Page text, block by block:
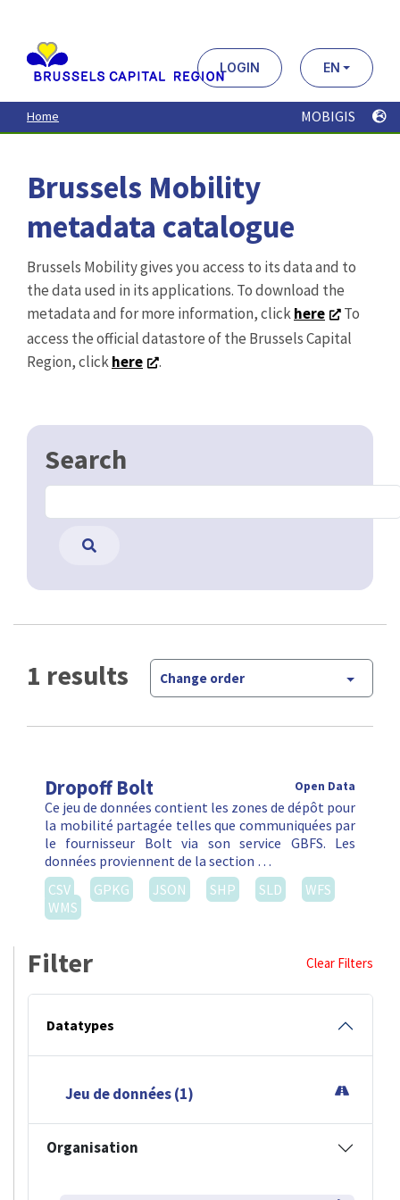
contenu
principal
LOGIN EN
Home MOBIGIS
Brussels Mobility
metadata catalogue
Brussels Mobility gives you access to its data and to
the data used in its applications. To download the
metadata and for more information, clickhere
To
access the official datastore of the Brussels Capital
Region, clickhere .
Search
1 results Change order
Dropoff Bolt Open Data
Ce jeu de données contient les zones de dépôt pour
la mobilité partagée telles que communiquées par
le fournisseur Bolt via son service GBFS. Les
données proviennent de la section …
CSV
GPKG JSON SHP SLD
WFS
WMS
Filter Clear Filters
Datatypes
Jeu de données (1)
Organisation